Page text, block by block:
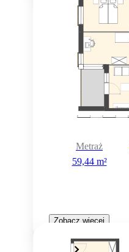
Metraż
59,44 m²
Zobacz więcej